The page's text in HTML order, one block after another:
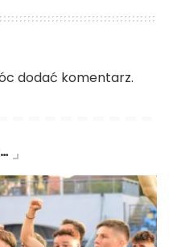
dodać komentarz.